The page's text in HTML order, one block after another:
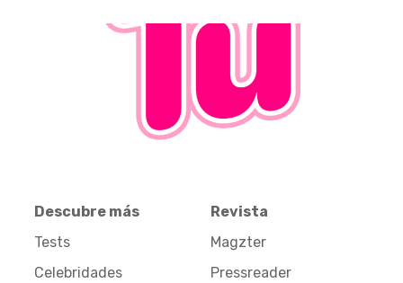
Descubre más
Tests
Celebridades
Revista
Magzter
Pressreader